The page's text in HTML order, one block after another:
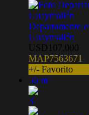
Departamento
Guaymallén
USD107.000
MAP7563671
+/- Favorito
56 m²
3